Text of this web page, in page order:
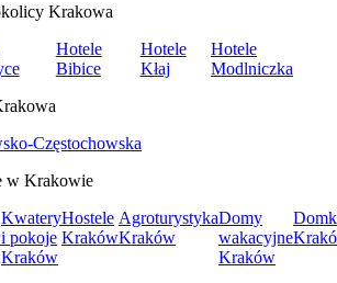
Krakowa
Hotele
Bibice
Hotele
Kłaj
Hotele
Modlniczka
Częstochowska
w Krakowie
Kwatery
i pokoje
Kraków
Hostele
Kraków
Agroturystyka
Kraków
Domy
wakacyjne
Kraków